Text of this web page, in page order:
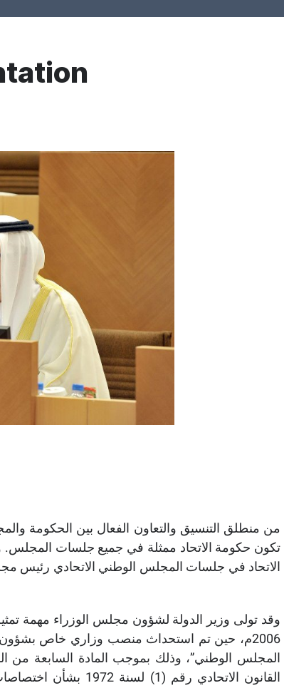
من منطلق التنسيق والتعاون الفعال بين الحكومة
الاتحاد في جلسات المجلس الوطني الاتحادي رئيس
وقد تولى وزير الدولة لشؤون مجلس الوزراء مهمة
2006م، حين تم استحداث منصب وزاري خاص
القانون الاتحادي